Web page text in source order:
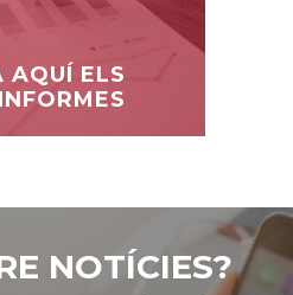
AQUÍ ELS
NOTÍCIES?